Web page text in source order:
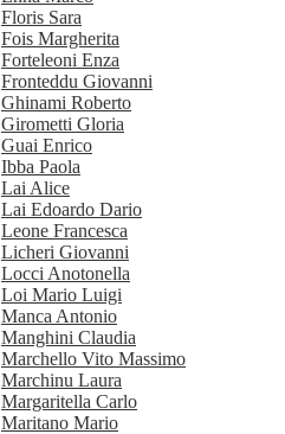
Floris Sara
Fois Margherita
Forteleoni Enza
Fronteddu Giovanni
Ghinami Roberto
Girometti Gloria
Guai Enrico
Ibba Paola
Lai Alice
Lai Edoardo Dario
Leone Francesca
Licheri Giovanni
Locci Anotonella
Loi Mario Luigi
Manca Antonio
Manghini Claudia
Marchello Vito Massimo
Marchinu Laura
Margaritella Carlo
Maritano Mario